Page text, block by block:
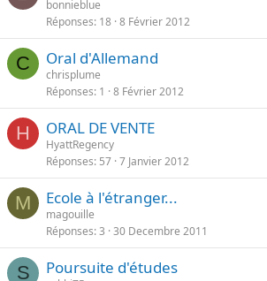
bonnieblue
Réponses 18 8 Février 2012
C Oral d'Allemand
chrisplume
Réponses 1 8 Février 2012
H ORAL DE VENTE
HyattRegency
Réponses 57 7 Janvier 2012
M Ecole à l'étranger...
magouille
Réponses 3 30 Decembre 2011
S Poursuite d'études